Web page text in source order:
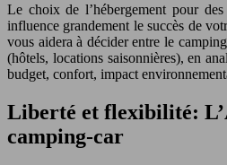
Le choix de l’hébergement pour
influence grandement le succès de
vous aidera à décider entre le
(hôtels, locations saisonnières), en
budget, confort, impact
Liberté et flexibilité:
camping-car